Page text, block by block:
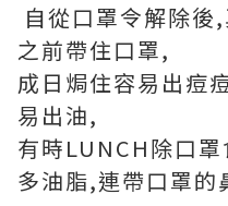
自從口罩令解除
之前帶住口罩,
成日焗住容易出痘
易出油,
有時LUNCH除口
多油脂,連帶口罩的